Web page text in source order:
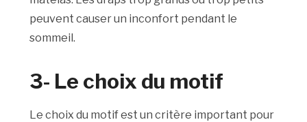
peuvent causer un inconfort pendant le
sommeil.
3- Le choix du motif
Le choix du motif est un critère important pour